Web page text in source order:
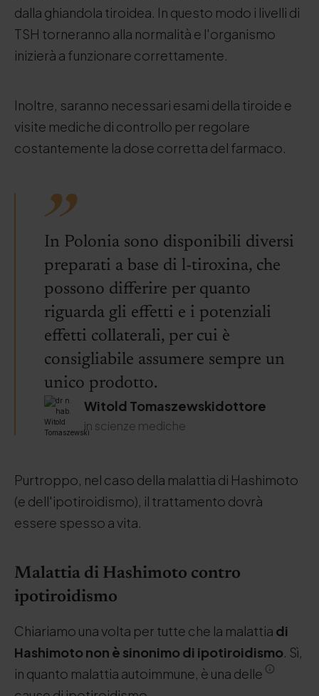
dalla ghiandola tiroidea. In questo modo i livelli di
TSH torneranno alla normalità e l'organismo
inizierà a funzionare correttamente.
Inoltre, saranno necessari esami della tiroide e
visite mediche di controllo per regolare
costantemente la dose corretta del farmaco.
In Polonia sono disponibili diversi
preparati a base di l-tiroxina, che
possono differire per quanto
riguarda gli effetti e i potenziali
effetti collaterali, per cui è
consigliabile assumere sempre un
unico prodotto.
Witold Tomaszewskidottore
in scienze mediche
Purtroppo, nel caso della malattia di Hashimoto
(e dell'ipotiroidismo), il trattamento dovrà
essere spesso a vita.
Malattia di Hashimoto contro
ipotiroidismo
Chiariamo una volta per tutte che la malattia di
Hashimoto non è sinonimo di ipotiroidismo. Sì,
in quanto malattia autoimmune, è una delle